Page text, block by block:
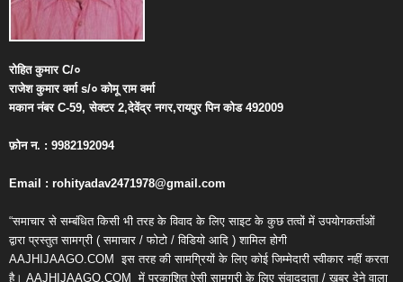
रोहित कुमारC/०
राजेश कुमार वर्माs/० कोमू राम वर्मा
मकान नंबरC-59,सेक्टर2,देवेंद्र नगर,रायपुर पिन कोड492009
फ़ोन न. : 9982192094
Email : rohityadav2471978@gmail.com
“समाचार से सम्बंधित किसी भी तरह के विवाद के लिए साइट के कुछ तत्वों में उपयोगकर्ताओं
द्वारा प्रस्तुत सामग्री ( समाचार / फोटो / विडियो आदि ) शामिल होगी
AAJHIJAAGO.COM इस तरह की सामग्रियों के लिए कोई जिम्मेदारी स्वीकार नहीं करता
है। AAJHIJAAGO.COM में प्रकाशित ऐसी सामग्री के लिए संवाददाता / खबर देने वाला